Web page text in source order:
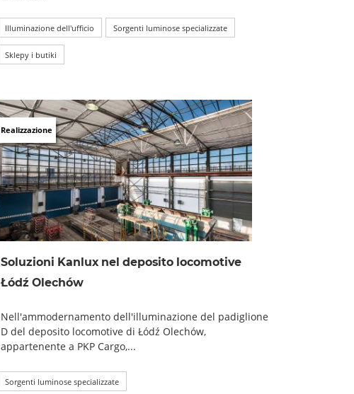
Illuminazione dell'ufficio Sorgenti luminose specializzate
Sklepy i butiki
Realizzazione
Soluzioni Kanlux nel deposito locomotive
Łódź Olechów
Nell'ammodernamento dell'illuminazione del padiglione
D del deposito locomotive di Łódź Olechów,
appartenente a PKP Cargo,...
Sorgenti luminose specializzate